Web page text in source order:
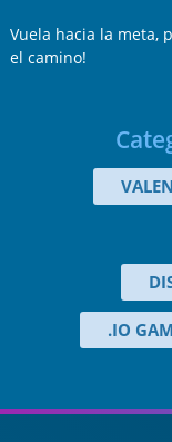
Vuela hacia la meta,
el camino!
.IO